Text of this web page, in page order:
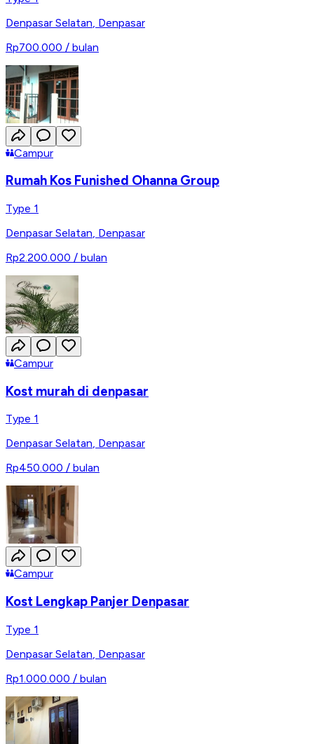
Denpasar Selatan Denpasar
Rp700.000 / bulan
Campur
Rumah Kos Funished Ohanna Group
Type 1
Denpasar Selatan, Denpasar
Rp2.200.000 / bulan
Campur
Kost murah di denpasar
Type 1
Denpasar Selatan, Denpasar
Rp450.000 / bulan
Campur
Kost Lengkap Panjer Denpasar
Type 1
Denpasar Selatan, Denpasar
Rp1.000.000 / bulan